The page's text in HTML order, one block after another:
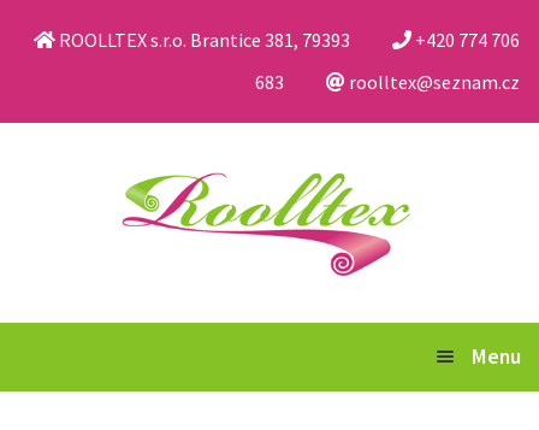
ROOLLTEX s.r.o. Brantice 381, 79393
+420 774 706
683
roolltex@seznam.cz
Menu